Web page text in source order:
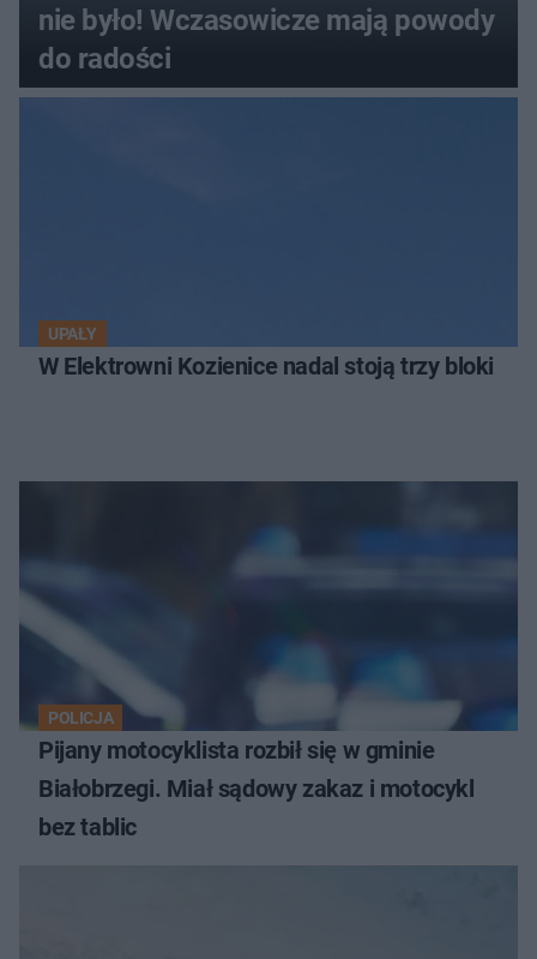
nie było! Wczasowicze mają powody
do radości
UPAŁY
W Elektrowni Kozienice nadal stoją trzy bloki
POLICJA
Pijany motocyklista rozbił się w gminie
Białobrzegi. Miał sądowy zakaz i motocykl
bez tablic